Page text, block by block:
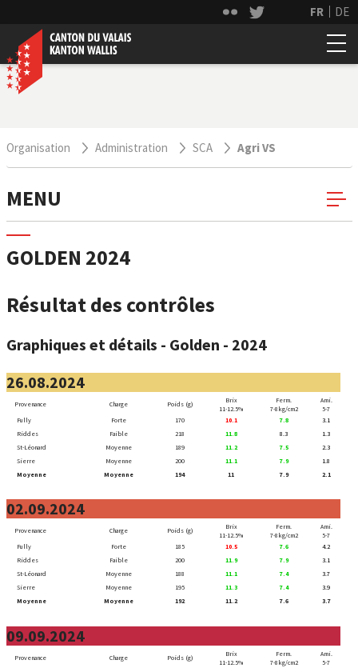
FR DE
Organisation Administration SCA Agri VS
MENU
GOLDEN 2024
Résultat des contrôles
Graphiques et détails - Golden - 2024
26.08.2024
Provenance Charge Poids (g)
Brix
11-12.5%
Ferm.
7-8kg/cm2
Ami.
5-7
Fully
Forte 170 10.1 7.8
3.1
Riddes
Faible 218 11.8 8.3
1.3
St-Léonard
Moyenne 189 11.2 7.5
2.3
Sierre
Moyenne 200 11.1 7.9
1.8
Moyenne
Moyenne 194 11 7.9 2.1
02.09.2024
Provenance Charge Poids (g)
Brix
11-12.5%
Ferm.
7-8kg/cm2
Ami.
5-7
Fully
Forte 185 10.5 7.6
4.2
Riddes
Faible 200 11.9 7.9
3.1
St-Léonard
Moyenne 188 11.1 7.4
3.7
Sierre
Moyenne 195 11.3 7.4
3.9
Moyenne
Moyenne 192 11.2 7.6 3.7
09.09.2024
Provenance Charge Poids (g)
Brix
11-12.5%
Ferm.
7-8kg/cm2
Ami.
5-7